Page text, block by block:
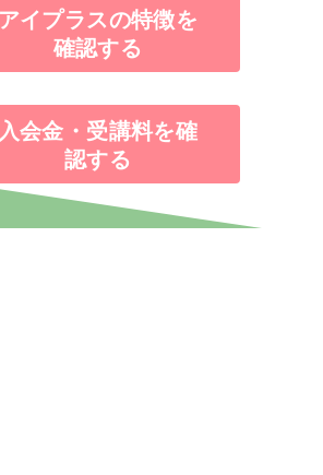
アイプラスの特徴を
確認する
入会金・受講料を確
認する